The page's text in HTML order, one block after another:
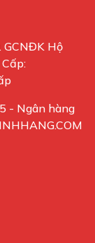
GCNĐK Hộ
- Ngân hàng